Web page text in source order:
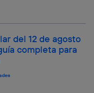
del 12 de agosto
completa para